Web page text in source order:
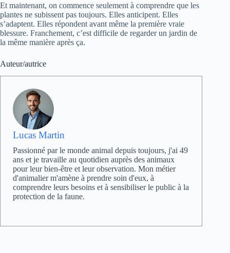
Et maintenant, on commence seulement à comprendre que les
plantes ne subissent pas toujours. Elles anticipent. Elles
s’adaptent. Elles répondent avant même la première vraie
blessure. Franchement, c’est difficile de regarder un jardin de
la même manière après ça.
Auteur/autrice
Lucas Martin
Passionné par le monde animal depuis toujours, j'ai 49
ans et je travaille au quotidien auprès des animaux
pour leur bien-être et leur observation. Mon métier
d'animalier m'amène à prendre soin d'eux, à
comprendre leurs besoins et à sensibiliser le public à la
protection de la faune.